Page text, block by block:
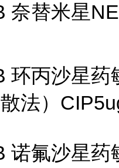
奈替米星
环丙沙星药
法）
诺氟沙星药